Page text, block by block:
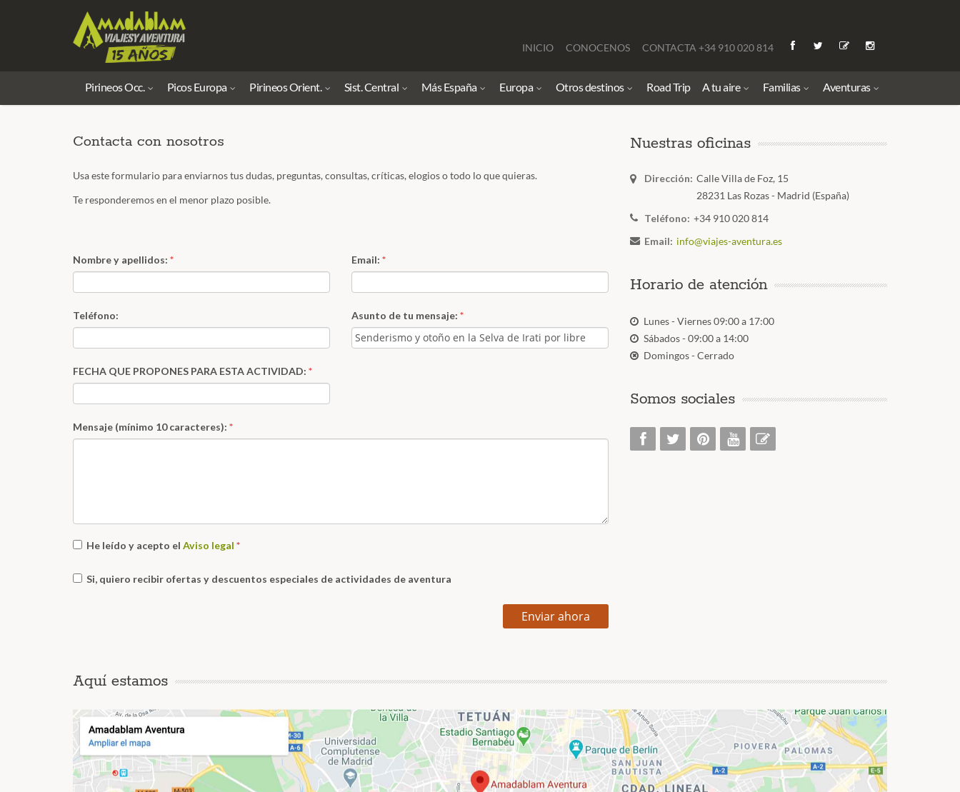
INICIO CONOCENOS CONTACTA +34 910 020 814
Pirineos Occ. Picos Europa Pirineos Orient. Sist. Central Más España Europa Otros destinos Road Trip A tu aire Familias Aventuras
Contacta con nosotros
Usa este formulario para enviarnos tus dudas, preguntas, consultas, críticas, elogios o todo lo que quieras.
Te responderemos en el menor plazo posible.
Nombre y apellidos: * Email: *
Teléfono: Asunto de tu mensaje: *
FECHA QUE PROPONES PARA ESTA ACTIVIDAD: *
Mensaje (mínimo 10 caracteres): *
He leído y acepto el Aviso legal *
Si, quiero recibir ofertas y descuentos especiales de actividades de aventura
Enviar ahora
Nuestras oficinas
Dirección: Calle Villa de Foz, 15
28231 Las Rozas - Madrid (España)
Teléfono: +34 910 020 814
Email: info@viajes-aventura.es
Horario de atención
Lunes - Viernes 09:00 a 17:00
Sábados - 09:00 a 14:00
Domingos - Cerrado
Somos sociales
Aquí estamos